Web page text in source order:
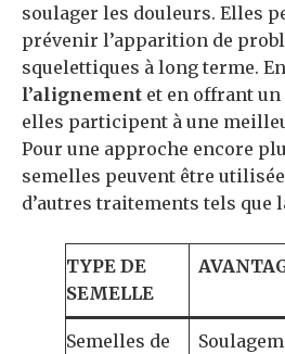
soulager les douleurs. Elles
prévenir l’apparition de
squelettiques à long terme.
l’alignement et en offrant un
elles participent à une
Pour une approche encore
semelles peuvent être
d’autres traitements tels que
TYPE DE
SEMELLE
Semelles de